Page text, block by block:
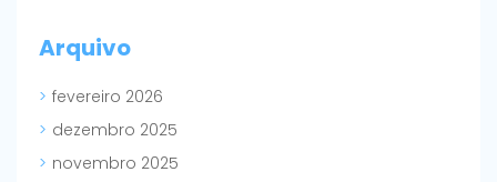
Arquivo
fevereiro 2026
dezembro 2025
novembro 2025